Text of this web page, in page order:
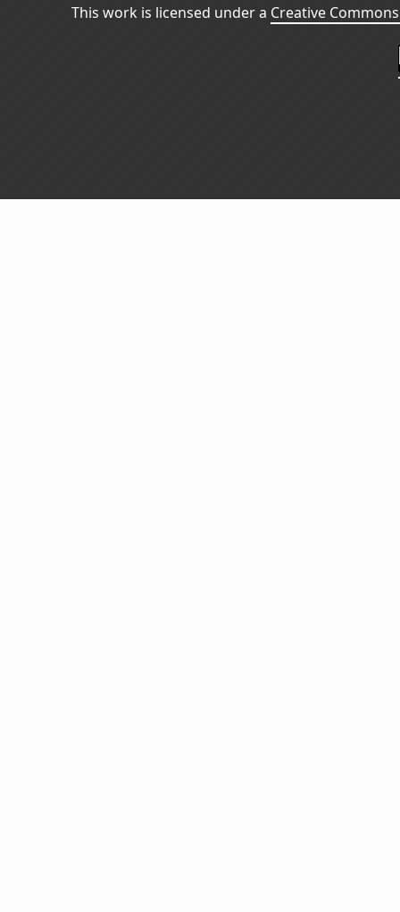
This work is licensed under a Creative